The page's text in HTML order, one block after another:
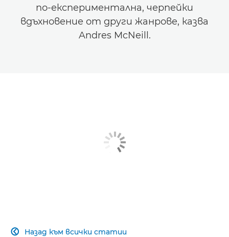
по-експериментална, черпейки
вдъхновение от други жанрове, казва
Andres McNeill.
Назад към всички статии
